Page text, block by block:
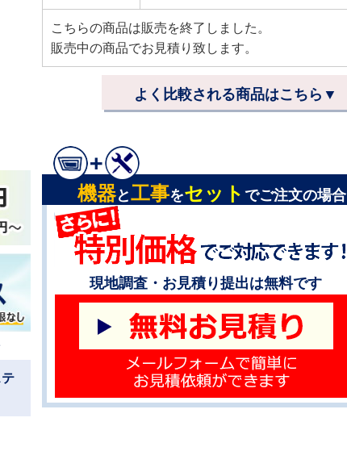
こちらの商品は販売を終了しました。
販売中の商品でお見積り致します。
よく比較される商品はこちら▼
機器と工事をセット でご注文の場合
現地調査・お見積り提出は無料です